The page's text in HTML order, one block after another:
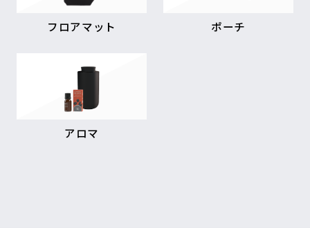
フロアマット ポーチ
アロマ